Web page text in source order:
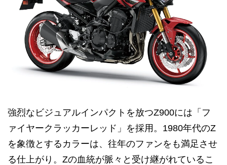
強烈なビジュアルインパクトを放つZ900には「フ
ァイヤークラッカーレッド」を採用。1980年代のZ
を象徴とするカラーは、往年のファンをも満足させ
る仕上がり。Zの血統が脈々と受け継がれているこ